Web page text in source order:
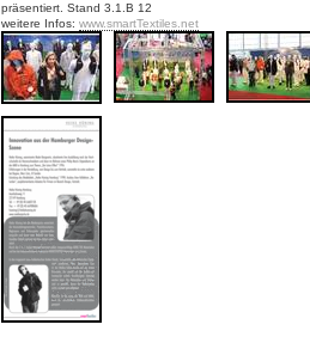
präsentiert. Stand 3.1.B 12
weitere Infos: www.smartTextiles.net